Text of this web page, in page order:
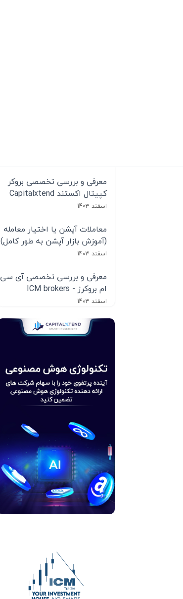
معرفی و بررسی تخصصی بروکر
کپیتال اکستند Capitalxtend
اسفند 1403
معاملات آپشن یا اختیار معامله
(آموزش بازار آپشن به طور کامل)
اسفند 1403
معرفی و بررسی تخصصی آی سی
ام بروکرز - ICM brokers
اسفند 1403